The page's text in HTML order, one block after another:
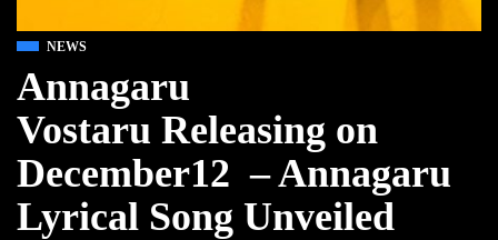
NEWS
Annagaru
Vostaru Releasing on
December12 – Annagaru
Lyrical Song Unveiled